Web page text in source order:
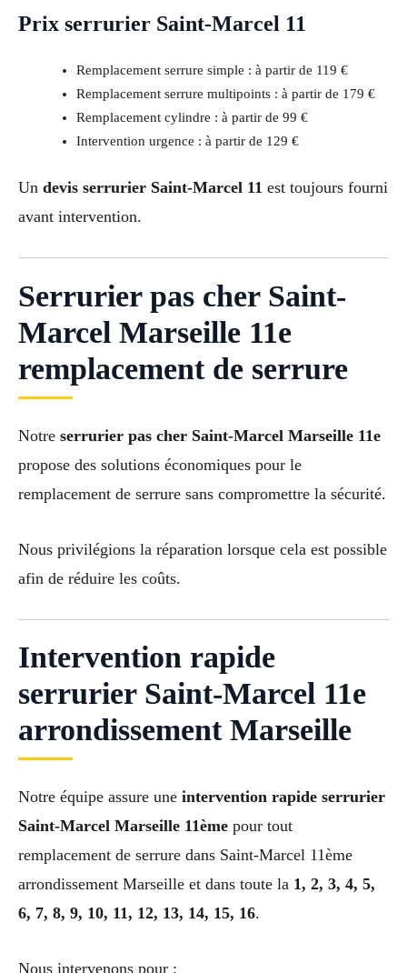
Prix serrurier Saint-Marcel 11
Remplacement serrure simple : à partir de 119 €
Remplacement serrure multipoints : à partir de 179 €
Remplacement cylindre : à partir de 99 €
Intervention urgence : à partir de 129 €
Un devis serrurier Saint-Marcel 11 est toujours fourni
avant intervention.
Serrurier pas cher Saint-
Marcel Marseille 11e
remplacement de serrure
Notre serrurier pas cher Saint-Marcel Marseille 11e
propose des solutions économiques pour le
remplacement de serrure sans compromettre la sécurité.
Nous privilégions la réparation lorsque cela est possible
afin de réduire les coûts.
Intervention rapide
serrurier Saint-Marcel 11e
arrondissement Marseille
Notre équipe assure une intervention rapide serrurier
Saint-Marcel Marseille 11ème pour tout
remplacement de serrure dans Saint-Marcel 11ème
arrondissement Marseille et dans toute la 1, 2, 3, 4, 5,
6, 7, 8, 9, 10, 11, 12, 13, 14, 15, 16.
Nous intervenons pour :